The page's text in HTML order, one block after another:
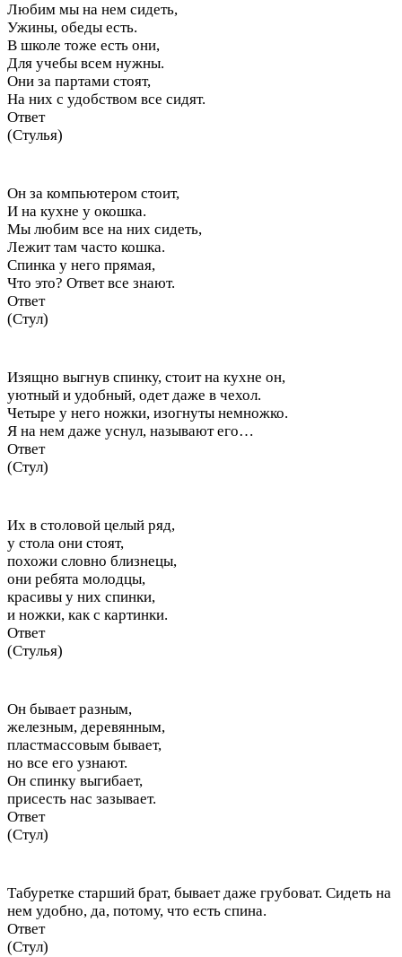
Любим мы на нем сидеть,
Ужины, обеды есть.
В школе тоже есть они,
Для учебы всем нужны.
Они за партами стоят,
На них с удобством все сидят.
Ответ
(Стулья)
Он за компьютером стоит,
И на кухне у окошка.
Мы любим все на них сидеть,
Лежит там часто кошка.
Спинка у него прямая,
Что это? Ответ все знают.
Ответ
(Стул)
Изящно выгнув спинку, стоит на кухне он,
уютный и удобный, одет даже в чехол.
Четыре у него ножки, изогнуты немножко.
Я на нем даже уснул, называют его…
Ответ
(Стул)
Их в столовой целый ряд,
у стола они стоят,
похожи словно близнецы,
они ребята молодцы,
красивы у них спинки,
и ножки, как с картинки.
Ответ
(Стулья)
Он бывает разным,
железным, деревянным,
пластмассовым бывает,
но все его узнают.
Он спинку выгибает,
присесть нас зазывает.
Ответ
(Стул)
Табуретке старший брат, бывает даже грубоват. Сидеть на
нем удобно, да, потому, что есть спина.
Ответ
(Стул)